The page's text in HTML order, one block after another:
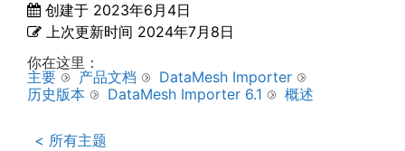
创建于 2023年6月4日
上次更新时间 2024年7月8日
你在这里：
主要
产品文档
DataMesh Importer
历史版本
DataMesh Importer 6.1 概述
< 所有主题